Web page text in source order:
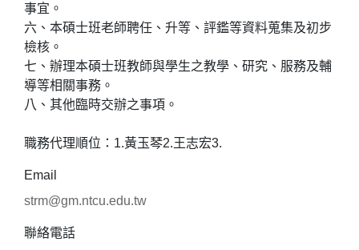
事宜。
六、本碩士班老師聘任、升等、評鑑等資料蒐集及初步
檢核。
七、辦理本碩士班教師與學生之教學、研究、服務及輔
導等相關事務。
八、其他臨時交辦之事項。
職務代理順位：1.黃玉琴2.王志宏3.
Email
strm@gm.ntcu.edu.tw
聯絡電話